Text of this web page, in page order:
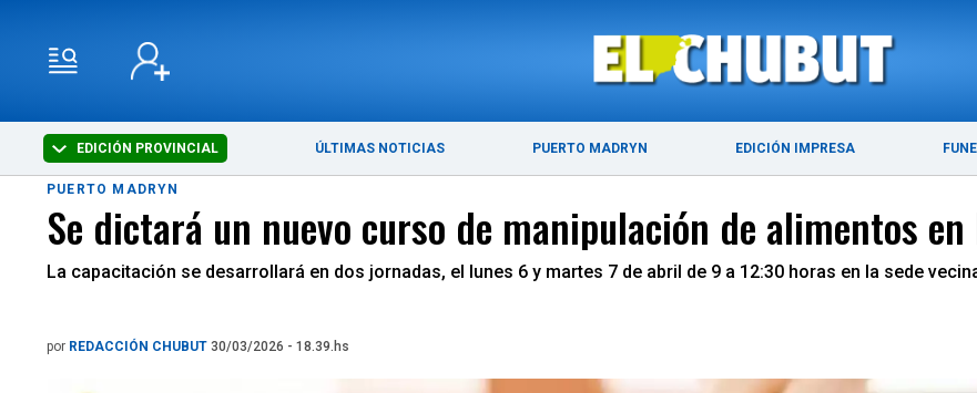
EDICIÓN PROVINCIAL ÚLTIMAS NOTICIAS PUERTO MADRYN EDICIÓN IMPRESA
ÚLTIMAS NOTICIAS PUERTO
PUERTO MADRYN
Se dictará un nuevo curso de manipulación de alimentos
La capacitación se desarrollará en dos jornadas, el lunes 6 y martes 7 de abril de 9 a 12:30 horas en la sede
por REDACCIÓN CHUBUT 30/03/2026 - 18.39.hs